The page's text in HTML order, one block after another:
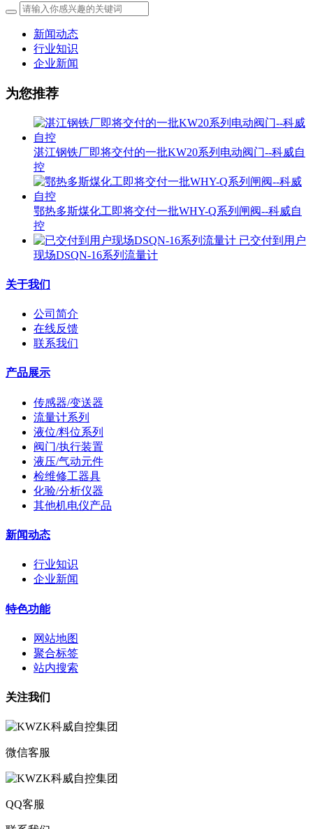
新闻动态
行业知识
企业新闻
为您推荐
湛江钢铁厂即将交付的一批KW20系列电动阀门--科威自
控
鄂热多斯煤化工即将交付一批WHY-Q系列闸阀--科威自
控
已交付到用户
现场DSQN-16系列流量计
关于我们
公司简介
在线反馈
联系我们
产品展示
传感器/变送器
流量计系列
液位/料位系列
阀门/执行装置
液压/气动元件
检维修工器具
化验/分析仪器
其他机电仪产品
新闻动态
行业知识
企业新闻
特色功能
网站地图
聚合标签
站内搜索
关注我们
微信客服
QQ客服